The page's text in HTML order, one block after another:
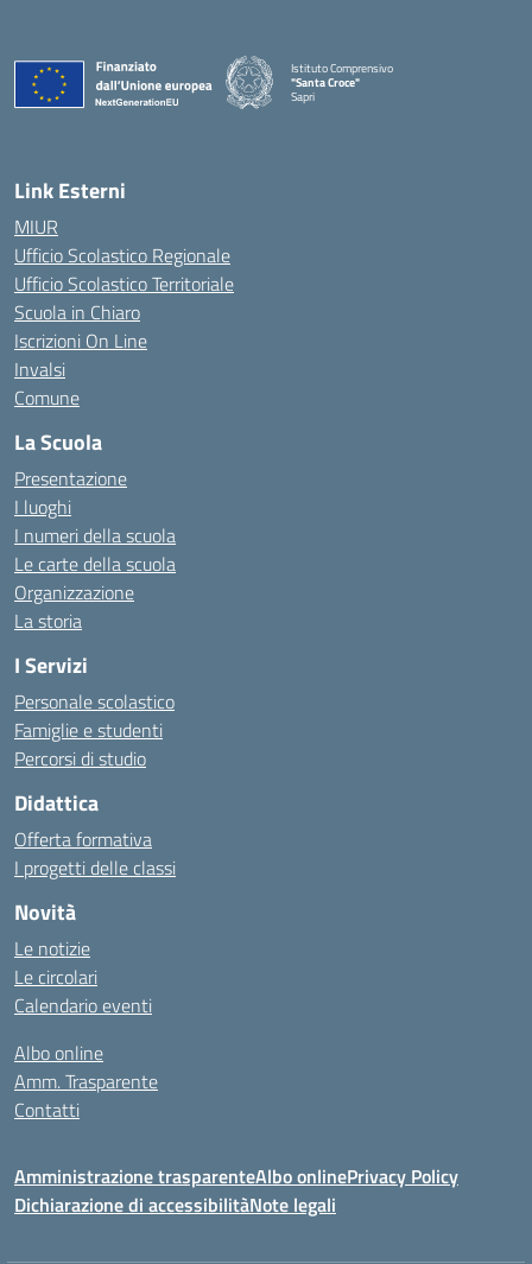
Istituto Comprensivo
"Santa Croce"
Sapri
— Visita la pagina iniziale della scuola
Link Esterni
MIUR
Ufficio Scolastico Regionale
Ufficio Scolastico Territoriale
Scuola in Chiaro
Iscrizioni On Line
Invalsi
Comune
La Scuola
Presentazione
I luoghi
I numeri della scuola
Le carte della scuola
Organizzazione
La storia
I Servizi
Personale scolastico
Famiglie e studenti
Percorsi di studio
Didattica
Offerta formativa
I progetti delle classi
Novità
Le notizie
Le circolari
Calendario eventi
Albo online
Amm. Trasparente
Contatti
Amministrazione trasparenteAlbo onlinePrivacy Policy
Dichiarazione di accessibilitàNote legali